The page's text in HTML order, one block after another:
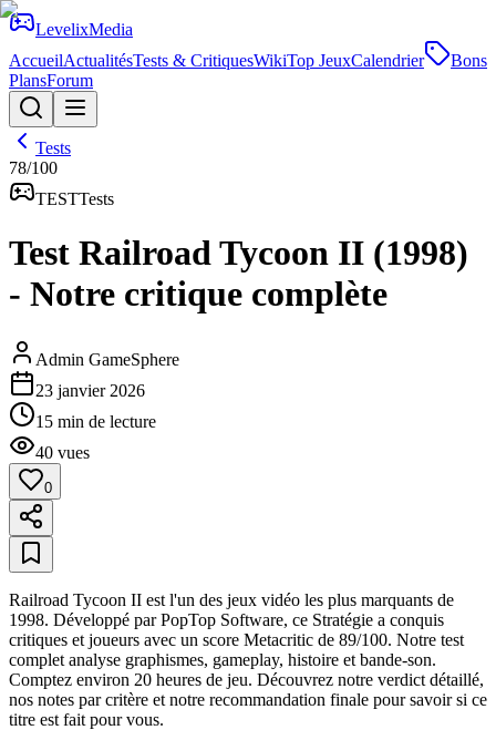
LevelixMedia
AccueilActualitésTests & CritiquesWikiTop JeuxCalendrier
Bons
PlansForum
Tests
78/100
TESTTests
Test Railroad Tycoon II (1998)
- Notre critique complète
Admin GameSphere
23 janvier 2026
15 min de lecture
40 vues
0
Railroad Tycoon II est l'un des jeux vidéo les plus marquants de
1998. Développé par PopTop Software, ce Stratégie a conquis
critiques et joueurs avec un score Metacritic de 89/100. Notre test
complet analyse graphismes, gameplay, histoire et bande-son.
Comptez environ 20 heures de jeu. Découvrez notre verdict détaillé,
nos notes par critère et notre recommandation finale pour savoir si ce
titre est fait pour vous.